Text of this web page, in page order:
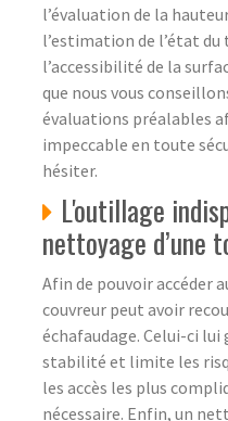
l’évaluation de la
l’estimation de l’état du
l’accessibilité de la
que nous vous
évaluations préalables
impeccable en toute
hésiter.
L'outillage
nettoyage d’une
Afin de pouvoir accéder
couvreur peut avoir
échafaudage. Celui-ci
stabilité et limite les
les accès les plus
nécessaire. Enfin, un